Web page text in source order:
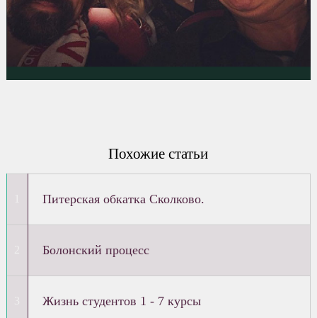
Похожие статьи
Питерская обкатка Сколково.
Болонский процесс
Жизнь студентов 1 - 7 курсы